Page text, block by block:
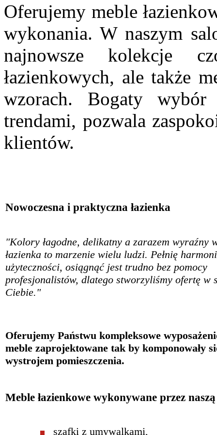
Oferujemy meble
wykonania. W naszym
najnowsze kolekcje
łazienkowych, ale także
wzorach. Bogaty
trendami, pozwala
klientów.
Nowoczesna i praktyczna łazienka
"Kolory łagodne, delikatny a zarazem wyraźny
łazienka to marzenie wielu ludzi. Pełnię
użyteczności, osiągnąć jest trudno bez pomocy
profesjonalistów, dlatego stworzyliśmy ofertę w
Ciebie."
Oferujemy Państwu kompleksowe
meble zaprojektowane tak by komponowały
wystrojem pomieszczenia.
Meble łazienkowe wykonywane przez
szafki z umywalkami,